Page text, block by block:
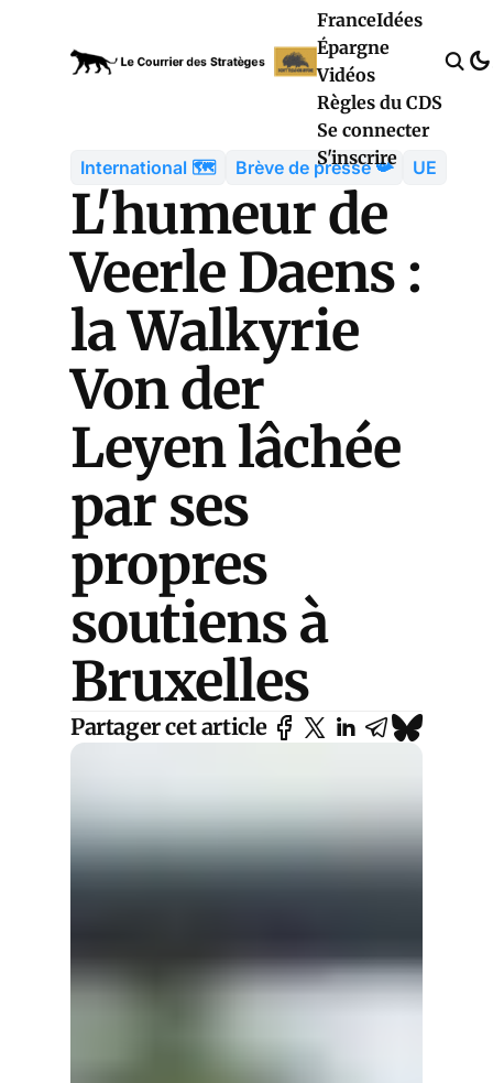
FranceIdées
Épargne
Vidéos
Règles du CDS
Se connecter
S'inscrire
International 🗺️ Brève de presse 📯 UE
L'humeur de
Veerle Daens :
la Walkyrie
Von der
Leyen lâchée
par ses
propres
soutiens à
Bruxelles
Partager cet article